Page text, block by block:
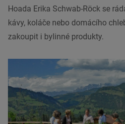
Hoada Erika Schwab-Röck se
kávy, koláče nebo domácího
zakoupit i bylinné produkty.